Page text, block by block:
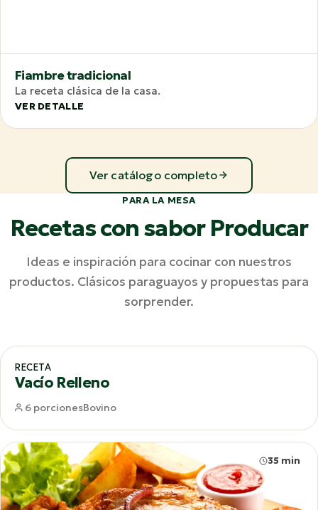
Fiambre tradicional
La receta clásica de la casa.
VER DETALLE
Ver catálogo completo
PARA LA MESA
Recetas con sabor Producar
Ideas e inspiración para cocinar con nuestros
productos. Clásicos paraguayos y propuestas para
sorprender.
RECETA
Vacío Relleno
6 porcionesBovino
35 min